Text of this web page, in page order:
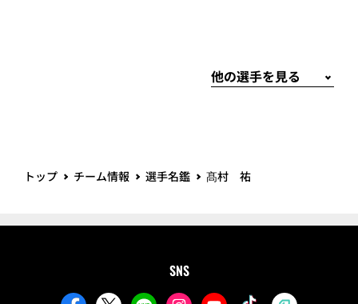
トップ チーム情報 選手名鑑 髙村 祐
SNS